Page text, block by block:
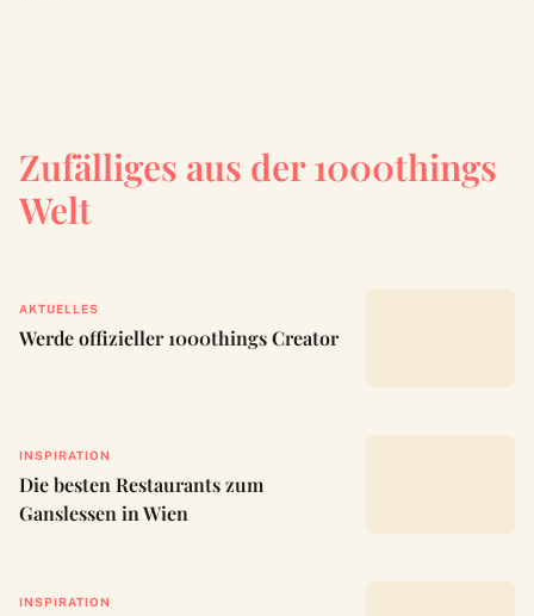
Zufälliges aus der 1000things
Welt
AKTUELLES
Werde offizieller 1000things Creator
INSPIRATION
Die besten Restaurants zum
Ganslessen in Wien
INSPIRATION